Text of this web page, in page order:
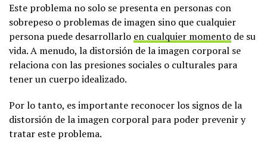
Este problema no solo se presenta en personas con
sobrepeso o problemas de imagen sino que cualquier
persona puede desarrollarlo en cualquier momento de su
vida. A menudo, la distorsión de la imagen corporal se
relaciona con las presiones sociales o culturales para
tener un cuerpo idealizado.
Por lo tanto, es importante reconocer los signos de la
distorsión de la imagen corporal para poder prevenir y
tratar este problema.